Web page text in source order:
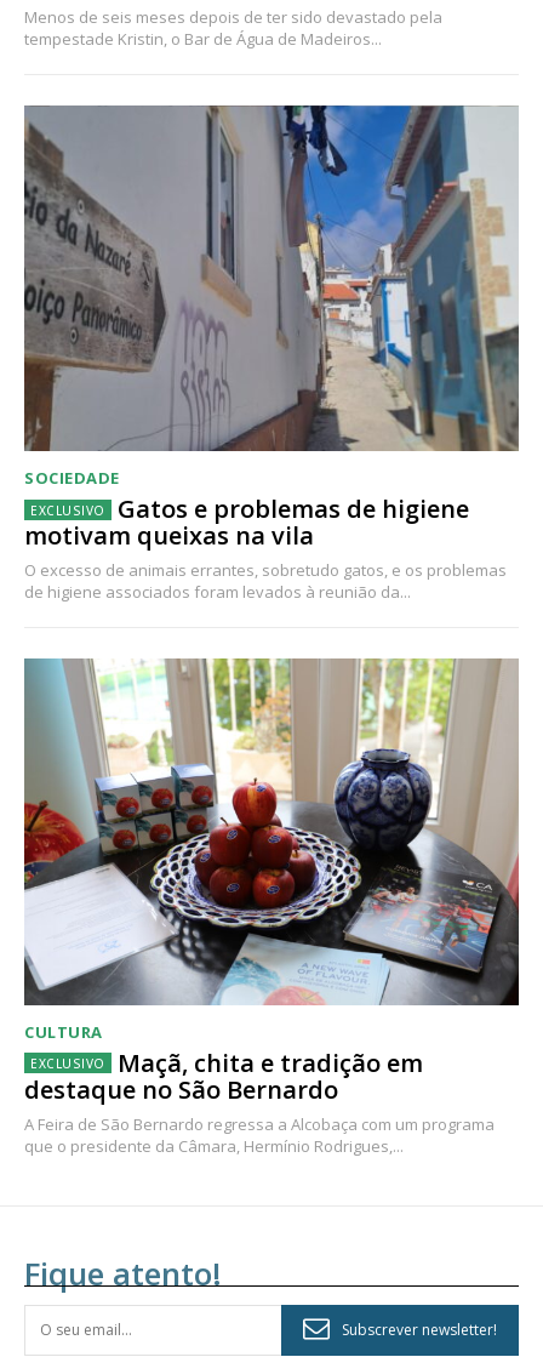
Menos de seis meses depois de ter sido devastado pela
tempestade Kristin, o Bar de Água de Madeiros...
SOCIEDADE
Gatos e problemas de higiene
motivam queixas na vila
O excesso de animais errantes, sobretudo gatos, e os problemas
de higiene associados foram levados à reunião da...
CULTURA
Maçã, chita e tradição em
destaque no São Bernardo
A Feira de São Bernardo regressa a Alcobaça com um programa
que o presidente da Câmara, Hermínio Rodrigues,...
Fique atento!
Subscrever newsletter!